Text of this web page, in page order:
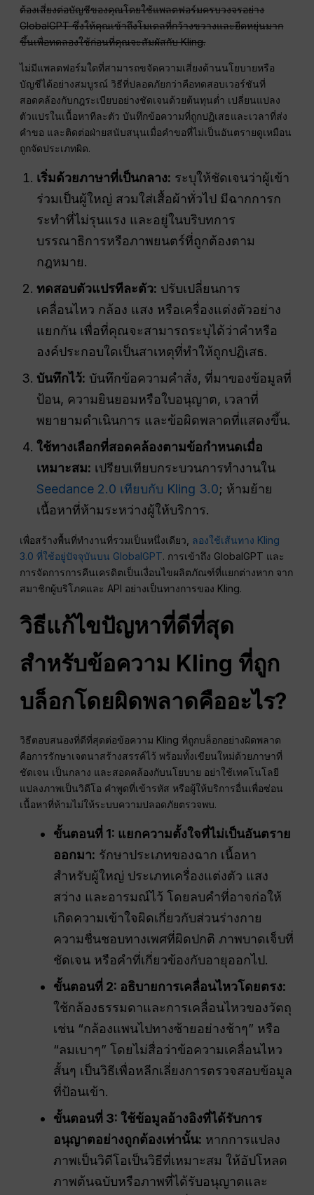
ต้องเสี่ยงต่อบัญชีของคุณโดยใช้แพลตฟอร์มครบวงจรอย่าง
GlobalGPT ซึ่งให้คุณเข้าถึงโมเดลที่กว้างขวางและยืดหยุ่นมาก
ขึ้นเพื่อทดลองใช้ก่อนที่คุณจะสัมผัสกับ Kling.
ไม่มีแพลตฟอร์มใดที่สามารถขจัดความเสี่ยงด้านนโยบายหรือ
บัญชีได้อย่างสมบูรณ์ วิธีที่ปลอดภัยกว่าคือทดสอบเวอร์ชันที่
สอดคล้องกับกฎระเบียบอย่างชัดเจนด้วยต้นทุนต่ำ เปลี่ยนแปลง
ตัวแปรในเนื้อหาทีละตัว บันทึกข้อความที่ถูกปฏิเสธและเวลาที่ส่ง
คำขอ และติดต่อฝ่ายสนับสนุนเมื่อคำขอที่ไม่เป็นอันตรายดูเหมือน
ถูกจัดประเภทผิด.
เริ่มด้วยภาษาที่เป็นกลาง: ระบุให้ชัดเจนว่าผู้เข้า
ร่วมเป็นผู้ใหญ่ สวมใส่เสื้อผ้าทั่วไป มีฉากการก
ระทำที่ไม่รุนแรง และอยู่ในบริบทการ
บรรณาธิการหรือภาพยนตร์ที่ถูกต้องตาม
กฎหมาย.
ทดสอบตัวแปรทีละตัว: ปรับเปลี่ยนการ
เคลื่อนไหว กล้อง แสง หรือเครื่องแต่งตัวอย่าง
แยกกัน เพื่อที่คุณจะสามารถระบุได้ว่าคำหรือ
องค์ประกอบใดเป็นสาเหตุที่ทำให้ถูกปฏิเสธ.
บันทึกไว้: บันทึกข้อความคำสั่ง, ที่มาของข้อมูลที่
ป้อน, ความยินยอมหรือใบอนุญาต, เวลาที่
พยายามดำเนินการ และข้อผิดพลาดที่แสดงขึ้น.
ใช้ทางเลือกที่สอดคล้องตามข้อกำหนดเมื่อ
เหมาะสม: เปรียบเทียบกระบวนการทำงานใน
Seedance 2.0 เทียบกับ Kling 3.0; ห้ามย้าย
เนื้อหาที่ห้ามระหว่างผู้ให้บริการ.
เพื่อสร้างพื้นที่ทำงานที่รวมเป็นหนึ่งเดียว, ลองใช้เส้นทาง Kling
3.0 ที่ใช้อยู่ปัจจุบันบน GlobalGPT. การเข้าถึง GlobalGPT และ
การจัดการการคืนเครดิตเป็นเงื่อนไขผลิตภัณฑ์ที่แยกต่างหาก จาก
สมาชิกผู้บริโภคและ API อย่างเป็นทางการของ Kling.
วิธีแก้ไขปัญหาที่ดีที่สุด
สำหรับข้อความ Kling ที่ถูก
บล็อกโดยผิดพลาดคืออะไร?
วิธีตอบสนองที่ดีที่สุดต่อข้อความ Kling ที่ถูกบล็อกอย่างผิดพลาด
คือการรักษาเจตนาสร้างสรรค์ไว้ พร้อมทั้งเขียนใหม่ด้วยภาษาที่
ชัดเจน เป็นกลาง และสอดคล้องกับนโยบาย อย่าใช้เทคโนโลยี
แปลงภาพเป็นวิดีโอ คำพูดที่เข้ารหัส หรือผู้ให้บริการอื่นเพื่อซ่อน
เนื้อหาที่ห้ามไม่ให้ระบบความปลอดภัยตรวจพบ.
ขั้นตอนที่ 1: แยกความตั้งใจที่ไม่เป็นอันตราย
ออกมา: รักษาประเภทของฉาก เนื้อหา
สำหรับผู้ใหญ่ ประเภทเครื่องแต่งตัว แสง
สว่าง และอารมณ์ไว้ โดยลบคำที่อาจก่อให้
เกิดความเข้าใจผิดเกี่ยวกับส่วนร่างกาย
ความชื่นชอบทางเพศที่ผิดปกติ ภาพบาดเจ็บที่
ชัดเจน หรือคำที่เกี่ยวข้องกับอายุออกไป.
ขั้นตอนที่ 2: อธิบายการเคลื่อนไหวโดยตรง:
ใช้กล้องธรรมดาและการเคลื่อนไหวของวัตถุ
เช่น “กล้องแพนไปทางซ้ายอย่างช้าๆ” หรือ
“ลมเบาๆ” โดยไม่สื่อว่าข้อความเคลื่อนไหว
สั้นๆ เป็นวิธีเพื่อหลีกเลี่ยงการตรวจสอบข้อมูล
ที่ป้อนเข้า.
ขั้นตอนที่ 3: ใช้ข้อมูลอ้างอิงที่ได้รับการ
อนุญาตอย่างถูกต้องเท่านั้น: หากการแปลง
ภาพเป็นวิดีโอเป็นวิธีที่เหมาะสม ให้อัปโหลด
ภาพต้นฉบับหรือภาพที่ได้รับอนุญาตและ